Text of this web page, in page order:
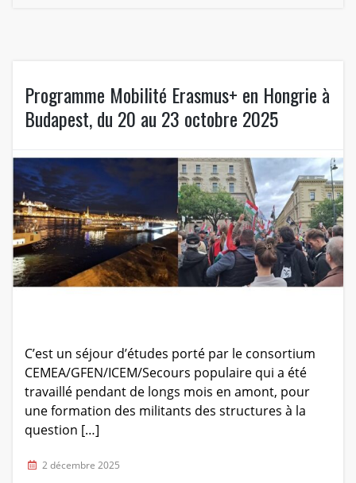
Programme Mobilité Erasmus+ en Hongrie à
Budapest, du 20 au 23 octobre 2025
C’est un séjour d’études porté par le consortium
CEMEA/GFEN/ICEM/Secours populaire qui a été
travaillé pendant de longs mois en amont, pour
une formation des militants des structures à la
question […]
2 décembre 2025